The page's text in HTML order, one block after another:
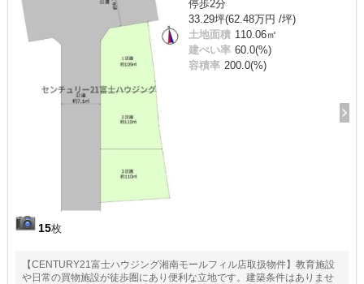
15枚
停歩2分
33.29坪(62.48万円 /坪)
土地面積 110.06㎡
建ぺい率 60.0(%)
容積率 200.0(%)
【CENTURY21富士ハウジング湘南モールフィル店取扱物件】教育施設
や日常の買物施設が徒歩圏にあり便利な立地です。建築条件はありませ